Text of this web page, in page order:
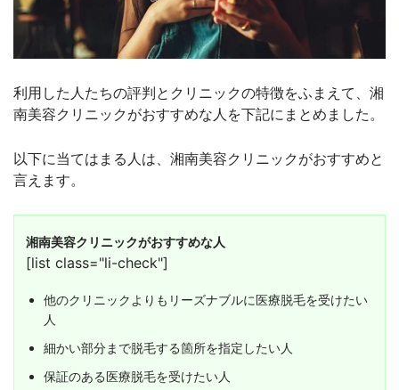
利用した人たちの評判とクリニックの特徴をふまえて、湘
南美容クリニックがおすすめな人を下記にまとめました。
以下に当てはまる人は、湘南美容クリニックがおすすめと
言えます。
湘南美容クリニックがおすすめな人
[list class="li-check"]
他のクリニックよりもリーズナブルに医療脱毛を受けたい
人
細かい部分まで脱毛する箇所を指定したい人
保証のある医療脱毛を受けたい人